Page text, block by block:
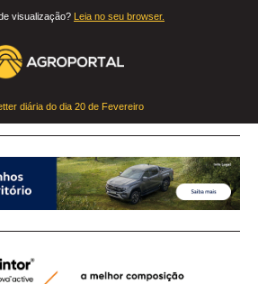
visualização? Leia no seu browser.
diária do dia 20 de Fevereiro